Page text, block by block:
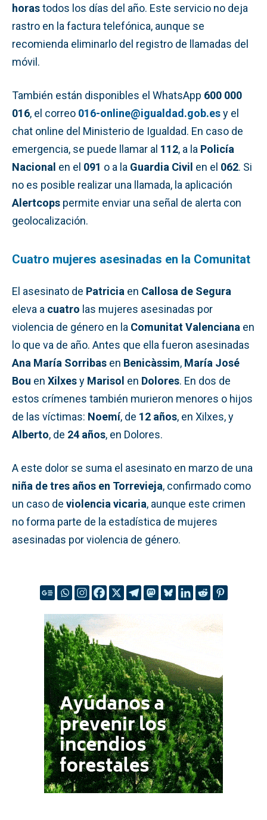
horastodos los días del año. Este servicio no deja
rastro en la factura telefónica, aunque se
recomienda eliminarlo del registro de llamadas del
móvil.
También están disponibles el WhatsApp 600 000
016, el correo 016-online@igualdad.gob.esy el
chat online del Ministerio de Igualdad. En caso de
emergencia, se puede llamar al 112, a la Policía
Nacional en el 091 o a la Guardia Civil en el 062. Si
no es posible realizar una llamada, la aplicación
Alertcops permite enviar una señal de alerta con
geolocalización.
Cuatro mujeres asesinadas en la Comunitat
El asesinato de Patricia en Callosa de Segura
eleva a cuatro las mujeres asesinadas por
violencia de género en la Comunitat Valenciana en
lo que va de año. Antes que ella fueron asesinadas
Ana María Sorribas en Benicàssim, María José
Bou en Xilxesy Marisol en Dolores. En dos de
estos crímenes también murieron menores o hijos
de las víctimas: Noemí, de 12 años, en Xilxes, y
Alberto, de 24 años, en Dolores.
A este dolor se suma el asesinato en marzo de una
niña de tres años en Torrevieja, confirmado como
un caso de violencia vicaria, aunque este crimen
no forma parte de la estadística de mujeres
asesinadas por violencia de género.